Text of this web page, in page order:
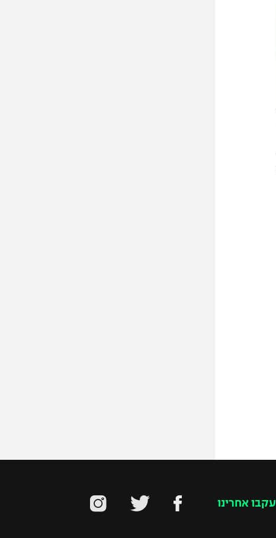
עקבו אחרינו